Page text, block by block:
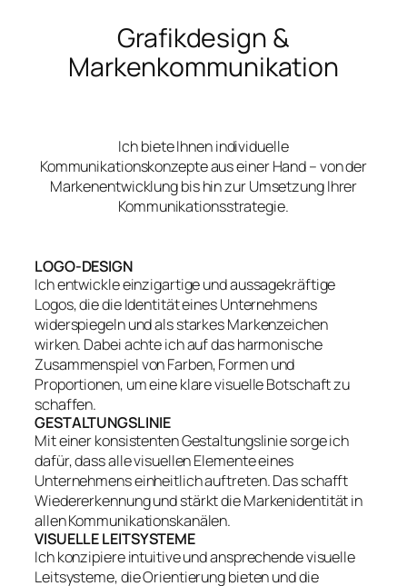
Grafikdesign &
Markenkommunikation
Ich biete Ihnen individuelle
Kommunikationskonzepte aus einer Hand – von der
Markenentwicklung bis hin zur Umsetzung Ihrer
Kommunikationsstrategie.
LOGO-DESIGN
Ich entwickle einzigartige und aussagekräftige
Logos, die die Identität eines Unternehmens
widerspiegeln und als starkes Markenzeichen
wirken. Dabei achte ich auf das harmonische
Zusammenspiel von Farben, Formen und
Proportionen, um eine klare visuelle Botschaft zu
schaffen.
GESTALTUNGSLINIE
Mit einer konsistenten Gestaltungslinie sorge ich
dafür, dass alle visuellen Elemente eines
Unternehmens einheitlich auftreten. Das schafft
Wiedererkennung und stärkt die Markenidentität in
allen Kommunikationskanälen.
VISUELLE LEITSYSTEME
Ich konzipiere intuitive und ansprechende visuelle
Leitsysteme, die Orientierung bieten und die